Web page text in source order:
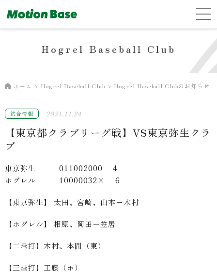
Hogrel Baseball Club
ホーム Hogrel Baseball Club Hogrel Baseball Clubのお知らせ
【東京都クラブリーグ戦】VS東京弥生クラ
ブ
試合情報 2021.11.24
東京弥生 011002000 4
ホグレル 10000032× 6
【東京弥生】 太田、宮崎、山本ー木村
【ホグレル】 相原、岡田ー笠居
【二塁打】木村、本間（東）
【三塁打】工藤（ホ）